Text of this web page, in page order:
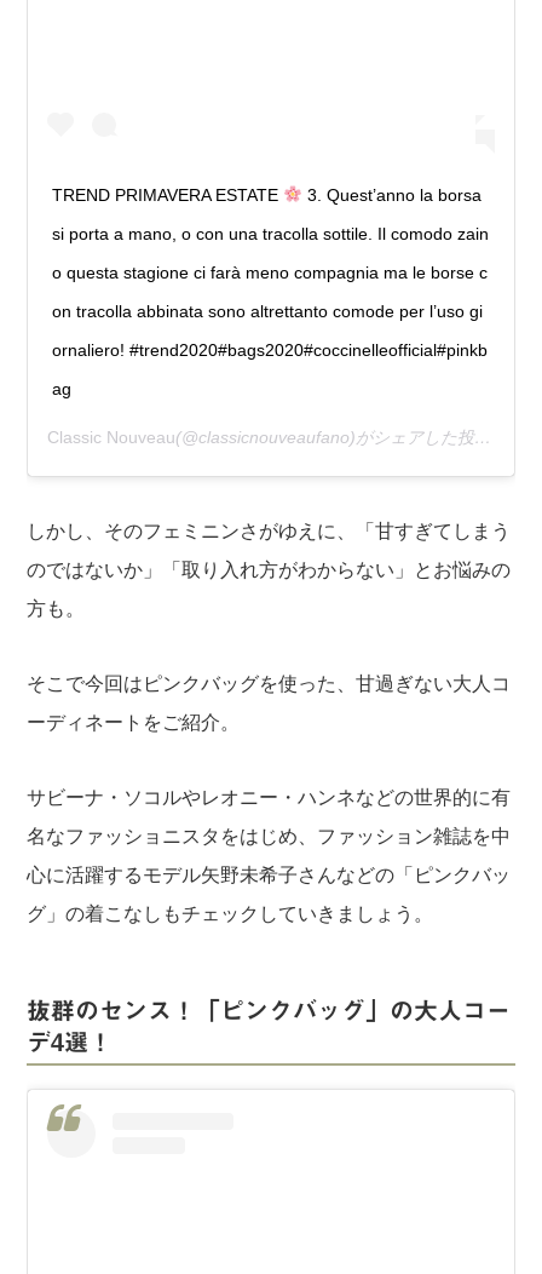
TREND PRIMAVERA ESTATE
3. Quest’anno la borsa
si porta a mano, o con una tracolla sottile. Il comodo zain
o questa stagione ci farà meno compagnia ma le borse c
on tracolla abbinata sono altrettanto comode per l’uso gi
ornaliero! #trend2020#bags2020#coccinelleofficial#pinkb
ag
Classic Nouveau(@classicnouveaufano)がシェアした投稿 –
しかし、そのフェミニンさがゆえに、「甘すぎてしまう
のではないか」「取り入れ方がわからない」とお悩みの
方も。
そこで今回はピンクバッグを使った、甘過ぎない大人コ
ーディネートをご紹介。
サビーナ・ソコルやレオニー・ハンネなどの世界的に有
名なファッショニスタをはじめ、ファッション雑誌を中
心に活躍するモデル矢野未希子さんなどの「ピンクバッ
グ」の着こなしもチェックしていきましょう。
抜群のセンス！「ピンクバッグ」の大人コー
デ4選！